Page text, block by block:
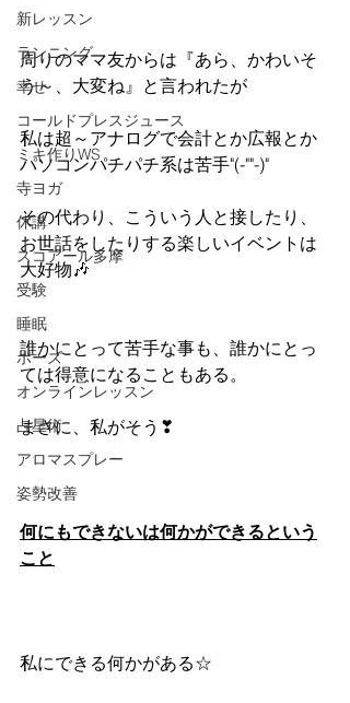
新レッスン
ランニング
幸せ
コールドプレスジュース
ミキ作りWS
寺ヨガ
休講
スコアール多摩
受験
睡眠
ポーズ
オンラインレッスン
占星術
アロマスプレー
姿勢改善
周りのママ友からは『あら、かわいそ
う～、大変ね』と言われたが
私は超～アナログで会計とか広報とか
パソコンパチパチ系は苦手"(-""-)"
その代わり、こういう人と接したり、
お世話をしたりする楽しいイベントは
大好物🎶
誰かにとって苦手な事も、誰かにとっ
ては得意になることもある。
まさに、私がそう❣
何にもできないは何かができるという
こと
私にできる何かがある☆